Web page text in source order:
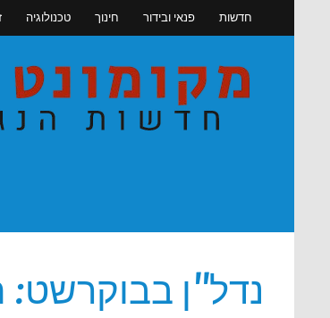
content
חדשות פנאי ובידור חינוך טכנולוגיה
נדל"ן בבוקרשט: